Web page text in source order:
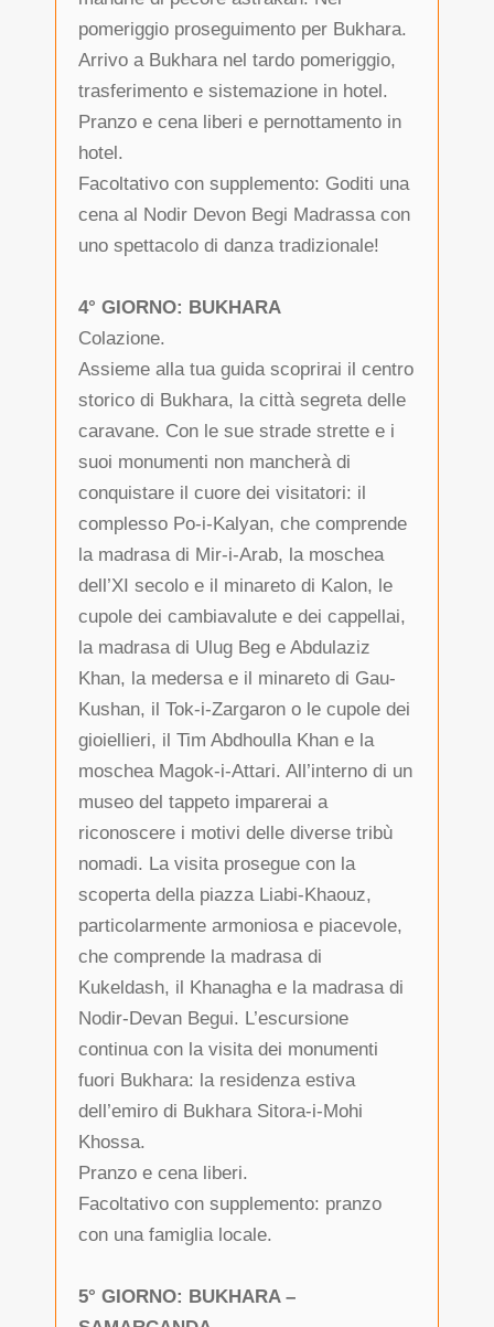
pomeriggio proseguimento per Bukhara.
Arrivo a Bukhara nel tardo pomeriggio,
trasferimento e sistemazione in hotel.
Pranzo e cena liberi e pernottamento in
hotel.
Facoltativo con supplemento: Goditi una
cena al Nodir Devon Begi Madrassa con
uno spettacolo di danza tradizionale!
4° GIORNO: BUKHARA
Colazione.
Assieme alla tua guida scoprirai il centro
storico di Bukhara, la città segreta delle
caravane. Con le sue strade strette e i
suoi monumenti non mancherà di
conquistare il cuore dei visitatori: il
complesso Po-i-Kalyan, che comprende
la madrasa di Mir-i-Arab, la moschea
dell’XI secolo e il minareto di Kalon, le
cupole dei cambiavalute e dei cappellai,
la madrasa di Ulug Beg e Abdulaziz
Khan, la medersa e il minareto di Gau-
Kushan, il Tok-i-Zargaron o le cupole dei
gioiellieri, il Tim Abdhoulla Khan e la
moschea Magok-i-Attari. All’interno di un
museo del tappeto imparerai a
riconoscere i motivi delle diverse tribù
nomadi. La visita prosegue con la
scoperta della piazza Liabi-Khaouz,
particolarmente armoniosa e piacevole,
che comprende la madrasa di
Kukeldash, il Khanagha e la madrasa di
Nodir-Devan Begui. L’escursione
continua con la visita dei monumenti
fuori Bukhara: la residenza estiva
dell’emiro di Bukhara Sitora-i-Mohi
Khossa.
Pranzo e cena liberi.
Facoltativo con supplemento: pranzo
con una famiglia locale.
5° GIORNO: BUKHARA –